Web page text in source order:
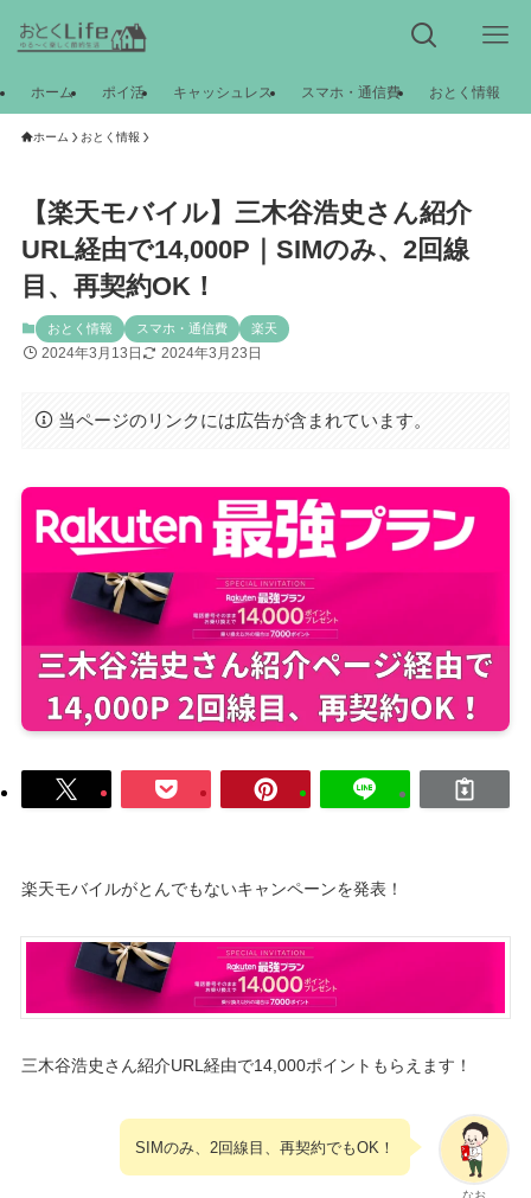
ホーム ポイ活 キャッシュレス スマホ・通信費 おとく情報
ホーム おとく情報
【楽天モバイル】三木谷浩史さん紹介
URL経由で14,000P｜SIMのみ、2回線
目、再契約OK！
おとく情報 スマホ・通信費 楽天
2024年3月13日 2024年3月23日
当ページのリンクには広告が含まれています。
楽天モバイルがとんでもないキャンペーンを発表！
三木谷浩史さん紹介URL経由で14,000ポイントもらえます！
なお
SIMのみ、2回線目、再契約でもOK！